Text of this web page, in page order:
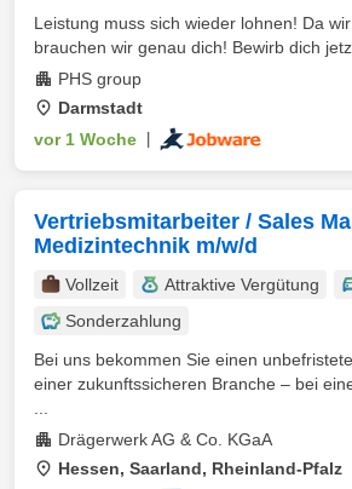
Leistung muss sich wieder lohnen! Da
brauchen wir genau dich! Bewirb dich
PHS group
Darmstadt
vor 1 Woche
Vertriebsmitarbeiter / Sales
Medizintechnik m/w/d
Vollzeit Attraktive Vergütung
Sonderzahlung
Bei uns bekommen Sie einen
einer zukunftssicheren Branche – bei
Drägerwerk AG & Co. KGaA
Hessen, Saarland, Rheinland-Pfalz